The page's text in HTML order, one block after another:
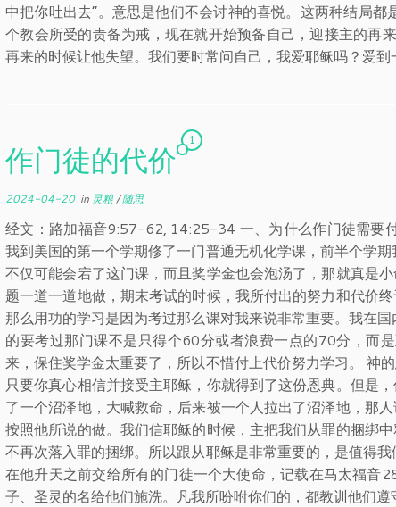
中把你吐出去”。意思是他们不会讨神的喜悦。这两种结局
个教会所受的责备为戒，现在就开始预备自己，迎接主的再
再来的时候让他失望。我们要时常问自己，我爱耶稣吗？爱
作门徒的代价
1
2024-04-20in 灵粮/随思
经文：路加福音9:57-62, 14:25-34 一、为什么作门徒需要
我到美国的第一个学期修了一门普通无机化学课，前半个学
不仅可能会宕了这门课，而且奖学金也会泡汤了，那就真是
题一道一道地做，期末考试的时候，我所付出的努力和代价
那么用功的学习是因为考过那么课对我来说非常重要。我在
的要考过那门课不是只得个60分或者浪费一点的70分，而
来，保住奖学金太重要了，所以不惜付上代价努力学习。 神
只要你真心相信并接受主耶稣，你就得到了这份恩典。但是
了一个沼泽地，大喊救命，后来被一个人拉出了沼泽地，那
按照他所说的做。我们信耶稣的时候，主把我们从罪的捆绑
不再次落入罪的捆绑。所以跟从耶稣是非常重要的，是值得
在他升天之前交给所有的门徒一个大使命，记载在马太福音
子、圣灵的名给他们施洗。凡我所吩咐你们的，都教训他们